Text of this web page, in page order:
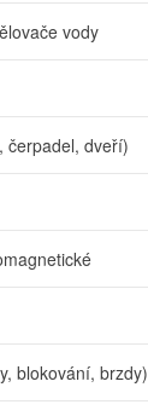
vody
čerpadel, dveří)
blokování, brzdy)